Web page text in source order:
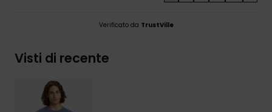
Verificato da TrustVille
Visti di recente